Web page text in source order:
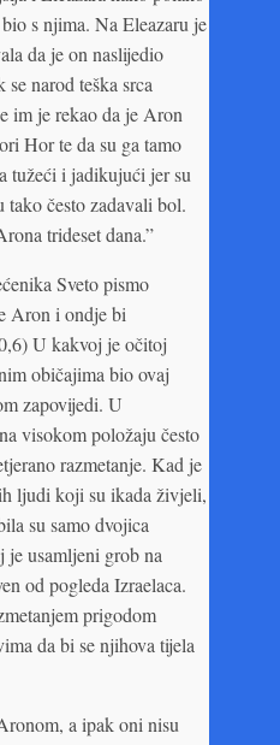
s njima. Na Eleazaru je
da je on naslijedio
narod teška srca
im je rekao da je Aron
Hor te da su ga tamo
tužeći i jadikujući jer su
često zadavali bol.
trideset dana.”
Sveto pismo
Aron i ondje bi
U kakvoj je očitoj
običajima bio ovaj
zapovijedi. U
visokom položaju često
razmetanje. Kad je
ljudi koji su ikada živjeli,
su samo dvojica
usamljeni grob na
od pogleda Izraelaca.
prigodom
da bi se njihova tijela
a ipak oni nisu